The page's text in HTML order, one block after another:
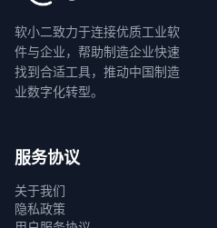
软小二致力于连接优质工业软
件与企业，帮助制造企业快速
找到合适工具，推动中国制造
业数字化转型。
服务协议
关于我们
隐私政策